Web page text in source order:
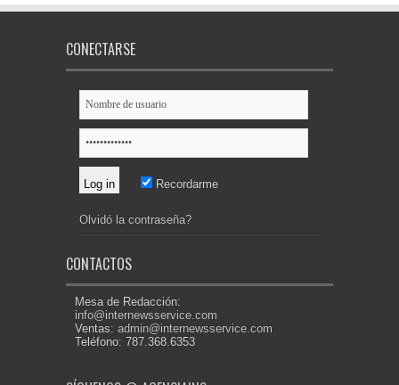
CONECTARSE
Recordarme
Olvidó la contraseña?
CONTACTOS
Mesa de Redacción:
info@internewsservice.com
Ventas: admin@internewsservice.com
Teléfono: 787.368.6353